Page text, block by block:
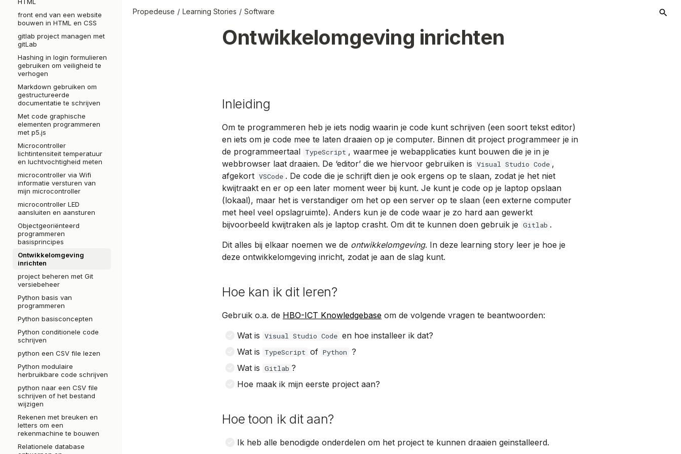
Propedeuse Learning Stories Software
front end van een website
bouwen in HTML en CSS
gitlab project managen met
gitLab
Hashing in login formulieren
gebruiken om veiligheid te
verhogen
Markdown gebruiken om
gestructureerde
documentatie te schrijven
Met code graphische
elementen programmeren
met p5.js
Microcontroller
lichtintensiteit temperatuur
en luchtvochtigheid meten
microcontroller via Wifi
informatie versturen van
mijn microcontroller
microcontroller LED
aansluiten en aansturen
Objectgeoriënteerd
programmeren
basisprincipes
Ontwikkelomgeving
inrichten
project beheren met Git
versiebeheer
Python basis van
programmeren
Python basisconcepten
Python conditionele code
schrijven
python een CSV file lezen
Python modulaire
herbruikbare code schrijven
python naar een CSV file
schrijven of het bestand
wijzigen
Rekenen met breuken en
letters om een
rekenmachine te bouwen
Relationele database
Ontwikkelomgeving inrichten
Inleiding
Om te programmeren heb je iets nodig waarin je code kunt schrijven (een soort tekst editor)
en iets om je code mee te laten draaien op je computer. Binnen dit project programmeer je in
de programmeertaal TypeScript , waarmee je webapplicaties kunt bouwen die je in je
webbrowser laat draaien. De ‘editor’ die we hiervoor gebruiken is Visual Studio Code ,
afgekort VSCode . De code die je schrijft dien je ook ergens op te slaan, zodat je het niet
kwijtraakt en er op een later moment weer bij kunt. Je kunt je code op je laptop opslaan
(lokaal), maar het is verstandiger om het op een server op te slaan (een externe computer
met heel veel opslagruimte). Anders kun je de code waar je zo hard aan gewerkt
bijvoorbeeld kwijtraken als je laptop crasht. Om dit te kunnen doen gebruik je Gitlab .
Dit alles bij elkaar noemen we de ontwikkelomgeving. In deze learning story leer je hoe je
deze ontwikkelomgeving inricht, zodat je aan de slag kunt.
Hoe kan ik dit leren?
Gebruik o.a. de HBO-ICT Knowledgebase om de volgende vragen te beantwoorden:
Wat is Visual Studio Code en hoe installeer ik dat?
Wat is
TypeScript of Python
?
Wat is Gitlab ?
Hoe maak ik mijn eerste project aan?
Hoe toon ik dit aan?
Ik heb alle benodigde onderdelen om het project te kunnen draaien geinstalleerd.